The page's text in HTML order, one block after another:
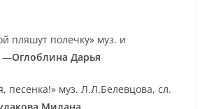
пляшут полечку» муз. и
—Оглоблина Дарья
песенка!» муз. Л.Л.Белевцова, сл.